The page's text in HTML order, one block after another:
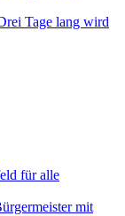
Tage lang wird
für alle
mit